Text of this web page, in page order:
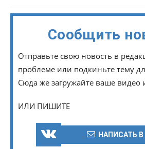
Сообщить
Отправьте свою новость в
проблеме или подкиньте тему
Сюда же загружайте ваше видео
ИЛИ ПИШИТЕ
НАПИСАТЬ